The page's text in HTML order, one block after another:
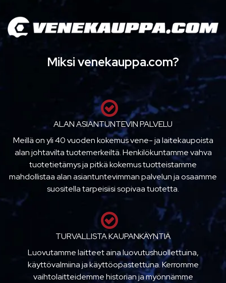
Miksi venekauppa.com?
ALAN ASIANTUNTEVIN PALVELU
Meillä on yli 40 vuoden kokemus vene- ja laitekaupoista
alan johtavilta tuotemerkeiltä. Henkilökuntamme vahva
tuotetietämys ja pitkä kokemus tuotteistamme
mahdollistaa alan asiantuntevimman palvelun ja osaamme
suositella tarpeisiisi sopivaa tuotetta.
TURVALLISTA KAUPANKÄYNTIÄ
Luovutamme laitteet aina luovutushuollettuina,
käyttövalmiina ja käyttöopastettuna. Kerromme
vaihtolaitteidemme historian ja myönnämme